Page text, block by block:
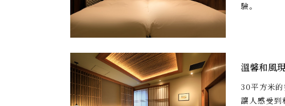
驗。
溫馨和風
30平方米
讓人感受到